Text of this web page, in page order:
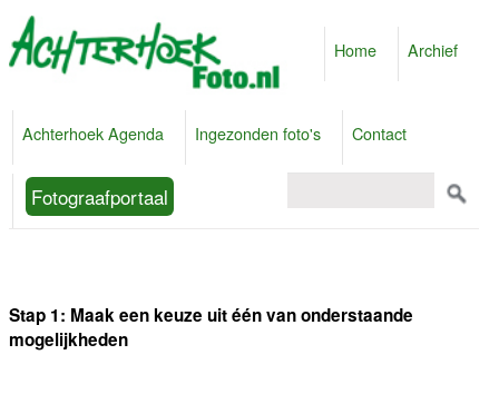
Home Archief
Achterhoek Agenda Ingezonden foto's Contact
Fotograafportaal
Stap 1: Maak een keuze uit één van onderstaande
mogelijkheden